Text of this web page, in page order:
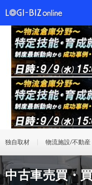
独自取材 物流施設/不動産
中古車売買・